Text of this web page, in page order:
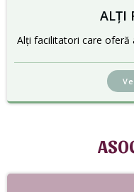
ALȚI
Alți facilitatori care oferă